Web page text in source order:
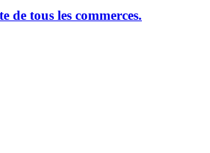
tous les commerces.